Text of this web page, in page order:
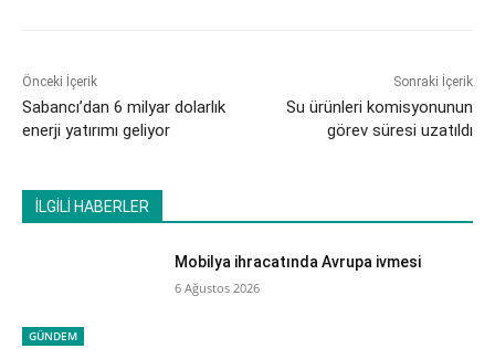
Önceki İçerik
Sabancı’dan 6 milyar dolarlık
enerji yatırımı geliyor
Sonraki İçerik
Su ürünleri komisyonunun
görev süresi uzatıldı
İLGİLİ HABERLER
GÜNDEM
Mobilya ihracatında Avrupa ivmesi
6 Ağustos 2026